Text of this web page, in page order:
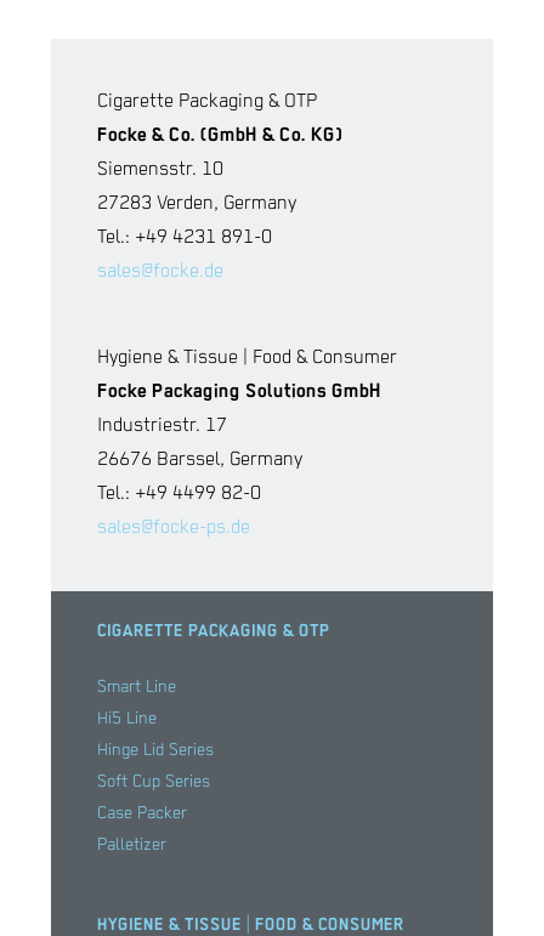
Cigarette Packaging & OTP
Focke & Co. (GmbH & Co. KG)
Siemensstr. 10
27283 Verden, Germany
Tel.: +49 4231 891-0
sales@focke.de
Hygiene & Tissue | Food & Consumer
Focke Packaging Solutions GmbH
Industriestr. 17
26676 Barssel, Germany
Tel.: +49 4499 82-0
sales@focke-ps.de
CIGARETTE PACKAGING & OTP
Smart Line
Hi5 Line
Hinge Lid Series
Soft Cup Series
Case Packer
Palletizer
HYGIENE & TISSUE | FOOD & CONSUMER